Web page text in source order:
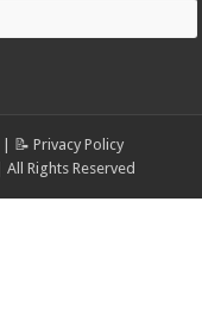
📝 Privacy Policy
Rights Reserved